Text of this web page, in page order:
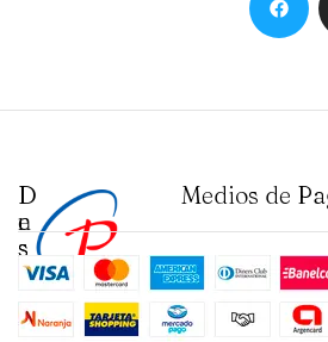
D
e
s
t
a
c
I
n
s
t
i
t
Medios de